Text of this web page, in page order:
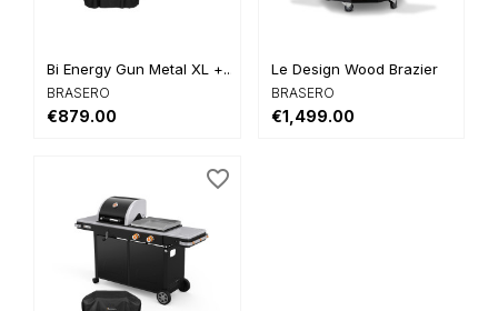
Bi Energy Gun Metal XL +...
BRASERO
€879.00
Le Design Wood Brazier
BRASERO
€1,499.00
favorite_border